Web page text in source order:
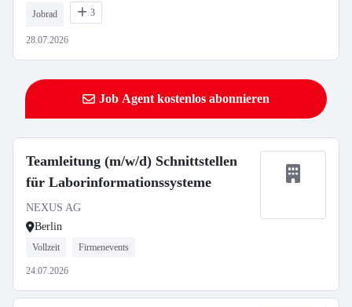
Jobrad 3
28.07.2026
Job Agent kostenlos abonnieren
Teamleitung (m/w/d) Schnittstellen
für Laborinformationssysteme
NEXUS AG
Berlin
Vollzeit Firmenevents
24.07.2026